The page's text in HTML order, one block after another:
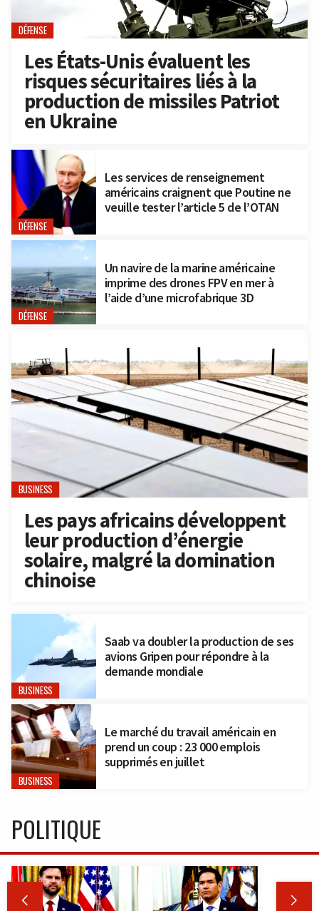
DÉFENSE
Les États-Unis évaluent les
risques sécuritaires liés à la
production de missiles Patriot
en Ukraine
DÉFENSE
Les services de renseignement
américains craignent que Poutine ne
veuille tester l’article 5 de l’OTAN
DÉFENSE
Un navire de la marine américaine
imprime des drones FPV en mer à
l’aide d’une microfabrique 3D
BUSINESS
Les pays africains développent
leur production d’énergie
solaire, malgré la domination
chinoise
BUSINESS
Saab va doubler la production de ses
avions Gripen pour répondre à la
demande mondiale
BUSINESS
Le marché du travail américain en
prend un coup : 23 000 emplois
supprimés en juillet
POLITIQUE
 